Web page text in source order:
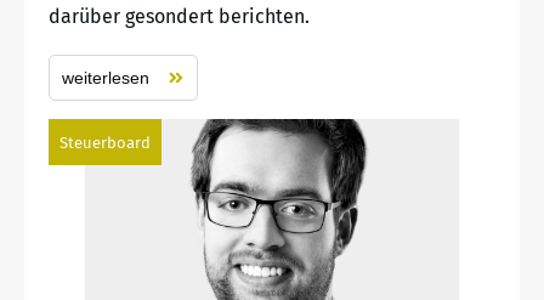
darüber gesondert berichten.
weiterlesen
Steuerboard